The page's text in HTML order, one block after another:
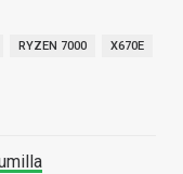
RYZEN 7000 X670E